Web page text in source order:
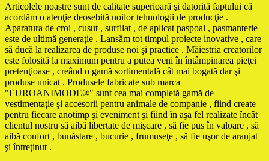
Articolele noastre sunt de calitate superioară şi datorită faptului că
acordăm o atenţie deosebită noilor tehnologii de producţie .
Aparatura de croi , cusut , surfilat , de aplicat paspoal , pasmanterie
este de ultimă generaţie . Lansăm tot timpul proiecte inovative , care
să ducă la realizarea de produse noi şi practice . Măiestria creatorilor
este folosită la maximum pentru a putea veni în întâmpinarea pieţei
pretenţioase , creând o gamă sortimentală cât mai bogată dar şi
produse unicat . Produsele fabricate sub marca
"EUROANIMODE®" sunt cea mai completă gamă de
vestimentaţie şi accesorii pentru animale de companie , fiind create
pentru fiecare anotimp şi eveniment şi fiind în aşa fel realizate încât
clientul nostru să aibă libertate de mişcare , să fie pus în valoare , să
aibă confort , bunăstare , bucurie , frumuseţe , să fie uşor de aranjat
şi întreţinut .